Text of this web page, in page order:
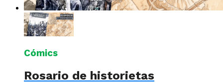
Cómics
Rosario de historietas